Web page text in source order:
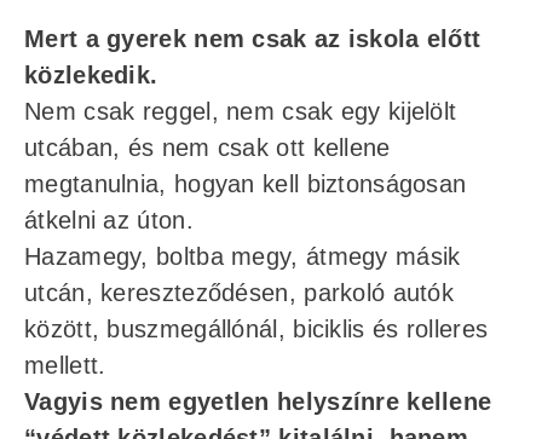
Mert a gyerek nem csak az iskola előtt
közlekedik.
Nem csak reggel, nem csak egy kijelölt
utcában, és nem csak ott kellene
megtanulnia, hogyan kell biztonságosan
átkelni az úton.
Hazamegy, boltba megy, átmegy másik
utcán, kereszteződésen, parkoló autók
között, buszmegállónál, biciklis és rolleres
mellett.
Vagyis nem egyetlen helyszínre kellene